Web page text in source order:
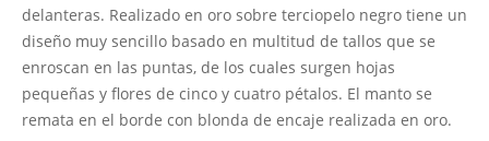
delanteras. Realizado en oro sobre terciopelo negro tiene un
diseño muy sencillo basado en multitud de tallos que se
enroscan en las puntas, de los cuales surgen hojas
pequeñas y flores de cinco y cuatro pétalos. El manto se
remata en el borde con blonda de encaje realizada en oro.